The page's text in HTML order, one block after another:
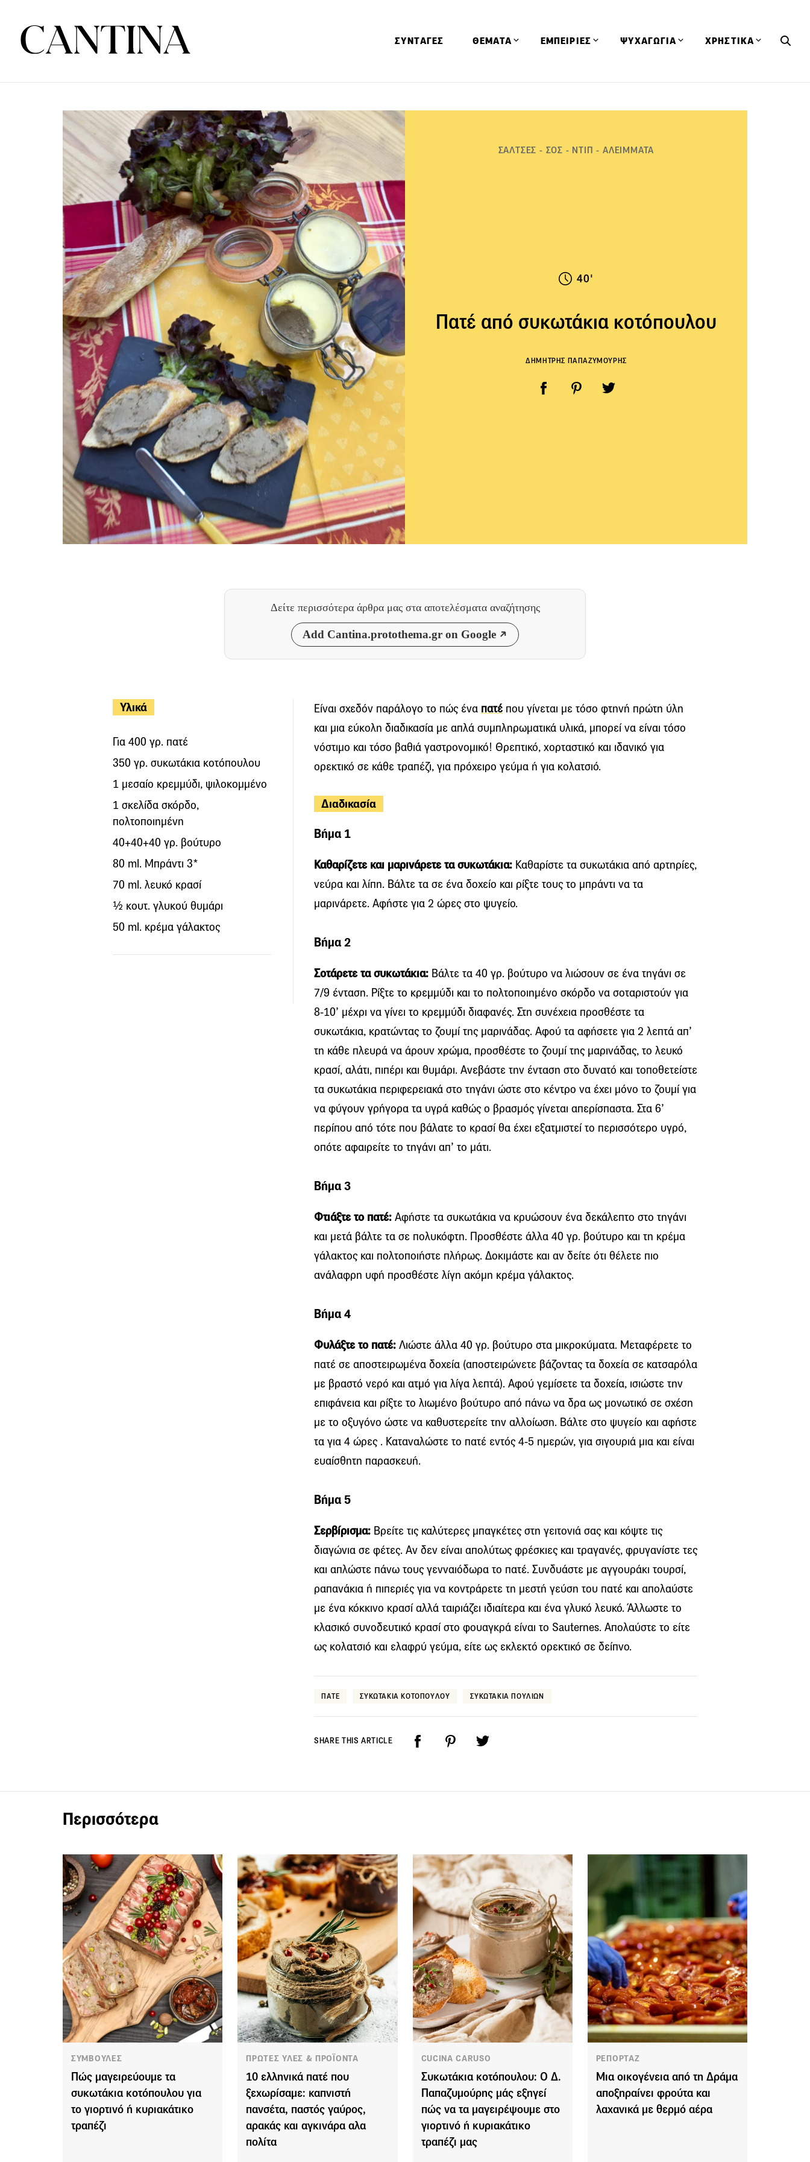
ΣΥΝΤΑΓΕΣ ΘΕΜΑΤΑ ΕΜΠΕΙΡΙΕΣ ΨΥΧΑΓΩΓΙΑ ΧΡΗΣΤΙΚΑ
ΣΑΛΤΣΕΣ - ΣΟΣ - ΝΤΙΠ - ΑΛΕΙΜΜΑΤΑ
40'
Πατέ από συκωτάκια κοτόπουλου
ΔΗΜΗΤΡΗΣ ΠΑΠΑΖΥΜΟΥΡΗΣ
Δείτε περισσότερα άρθρα μας στα αποτελέσματα αναζήτησης
Add Cantina.protothema.gr on Google
Υλικά
Για 400 γρ. πατέ
350 γρ. συκωτάκια κοτόπουλου
1 μεσαίο κρεμμύδι, ψιλοκομμένο
1 σκελίδα σκόρδο,
πολτοποιημένη
40+40+40 γρ. βούτυρο
80 ml. Μπράντι 3*
70 ml. λευκό κρασί
½ κουτ. γλυκού θυμάρι
50 ml. κρέμα γάλακτος
Είναι σχεδόν παράλογο το πώς ένα πατέ που γίνεται με τόσο φτηνή πρώτη ύλη
και μια εύκολη διαδικασία με απλά συμπληρωματικά υλικά, μπορεί να είναι τόσο
νόστιμο και τόσο βαθιά γαστρονομικό! Θρεπτικό, χορταστικό και ιδανικό για
ορεκτικό σε κάθε τραπέζι, για πρόχειρο γεύμα ή για κολατσιό.
Διαδικασία
Βήμα 1
Καθαρίζετε και μαρινάρετε τα συκωτάκια: Καθαρίστε τα συκωτάκια από αρτηρίες,
νεύρα και λίπη. Βάλτε τα σε ένα δοχείο και ρίξτε τους το μπράντι να τα
μαρινάρετε. Αφήστε για 2 ώρες στο ψυγείο.
Βήμα 2
Σοτάρετε τα συκωτάκια: Βάλτε τα 40 γρ. βούτυρο να λιώσουν σε ένα τηγάνι σε
7/9 ένταση. Ρίξτε το κρεμμύδι και το πολτοποιημένο σκόρδο να σοταριστούν για
8-10’ μέχρι να γίνει το κρεμμύδι διαφανές. Στη συνέχεια προσθέστε τα
συκωτάκια, κρατώντας το ζουμί της μαρινάδας. Αφού τα αφήσετε για 2 λεπτά απ’
τη κάθε πλευρά να άρουν χρώμα, προσθέστε το ζουμί της μαρινάδας, το λευκό
κρασί, αλάτι, πιπέρι και θυμάρι. Ανεβάστε την ένταση στο δυνατό και τοποθετείστε
τα συκωτάκια περιφερειακά στο τηγάνι ώστε στο κέντρο να έχει μόνο το ζουμί για
να φύγουν γρήγορα τα υγρά καθώς ο βρασμός γίνεται απερίσπαστα. Στα 6’
περίπου από τότε που βάλατε το κρασί θα έχει εξατμιστεί το περισσότερο υγρό,
οπότε αφαιρείτε το τηγάνι απ’ το μάτι.
Βήμα 3
Φτιάξτε το πατέ: Αφήστε τα συκωτάκια να κρυώσουν ένα δεκάλεπτο στο τηγάνι
και μετά βάλτε τα σε πολυκόφτη. Προσθέστε άλλα 40 γρ. βούτυρο και τη κρέμα
γάλακτος και πολτοποιήστε πλήρως. Δοκιμάστε και αν δείτε ότι θέλετε πιο
ανάλαφρη υφή προσθέστε λίγη ακόμη κρέμα γάλακτος.
Βήμα 4
Φυλάξτε το πατέ: Λιώστε άλλα 40 γρ. βούτυρο στα μικροκύματα. Μεταφέρετε το
πατέ σε αποστειρωμένα δοχεία (αποστειρώνετε βάζοντας τα δοχεία σε κατσαρόλα
με βραστό νερό και ατμό για λίγα λεπτά). Αφού γεμίσετε τα δοχεία, ισιώστε την
επιφάνεια και ρίξτε το λιωμένο βούτυρο από πάνω να δρα ως μονωτικό σε σχέση
με το οξυγόνο ώστε να καθυστερείτε την αλλοίωση. Βάλτε στο ψυγείο και αφήστε
τα για 4 ώρες . Καταναλώστε το πατέ εντός 4-5 ημερών, για σιγουριά μια και είναι
ευαίσθητη παρασκευή.
Βήμα 5
Σερβίρισμα: Βρείτε τις καλύτερες μπαγκέτες στη γειτονιά σας και κόψτε τις
διαγώνια σε φέτες. Αν δεν είναι απολύτως φρέσκιες και τραγανές, φρυγανίστε τες
και απλώστε πάνω τους γενναιόδωρα το πατέ. Συνδυάστε με αγγουράκι τουρσί,
ραπανάκια ή πιπεριές για να κοντράρετε τη μεστή γεύση του πατέ και απολαύστε
με ένα κόκκινο κρασί αλλά ταιριάζει ιδιαίτερα και ένα γλυκό λευκό. Άλλωστε το
κλασικό συνοδευτικό κρασί στο φουαγκρά είναι το Sauternes. Απολαύστε το είτε
ως κολατσιό και ελαφρύ γεύμα, είτε ως εκλεκτό ορεκτικό σε δείπνο.
ΠΑΤΕ ΣΥΚΩΤΑΚΙΑ ΚΟΤΟΠΟΥΛΟΥ ΣΥΚΩΤΑΚΙΑ ΠΟΥΛΙΩΝ
SHARE THIS ARTICLE
Περισσότερα
ΣΥΜΒΟΥΛΕΣ
Πώς μαγειρεύουμε τα
συκωτάκια κοτόπουλου για
το γιορτινό ή κυριακάτικο
τραπέζι
ΠΡΩΤΕΣ ΥΛΕΣ & ΠΡΟΪΟΝΤΑ
10 ελληνικά πατέ που
ξεχωρίσαμε: καπνιστή
πανσέτα, παστός γαύρος,
αρακάς και αγκινάρα αλα
πολίτα
CUCINA CARUSO
Συκωτάκια κοτόπουλου: Ο Δ.
Παπαζυμούρης μάς εξηγεί
πώς να τα μαγειρέψουμε στο
γιορτινό ή κυριακάτικο
τραπέζι μας
ΡΕΠΟΡΤΑΖ
Μια οικογένεια από τη Δράμα
αποξηραίνει φρούτα και
λαχανικά με θερμό αέρα